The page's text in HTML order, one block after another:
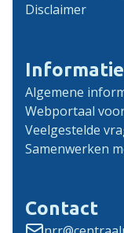
Disclaimer
Informatie
Algemene
Webportaal
Veelgestelde
Samenwerken
Contact